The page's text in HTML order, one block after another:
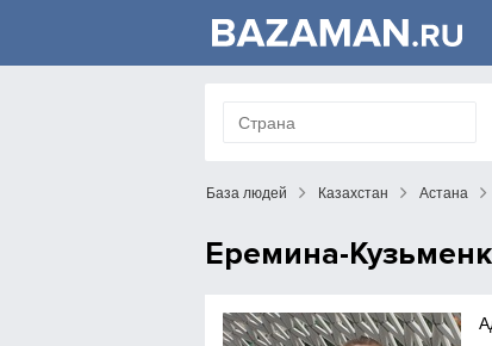
База людей Казахстан Астана
Еремина-